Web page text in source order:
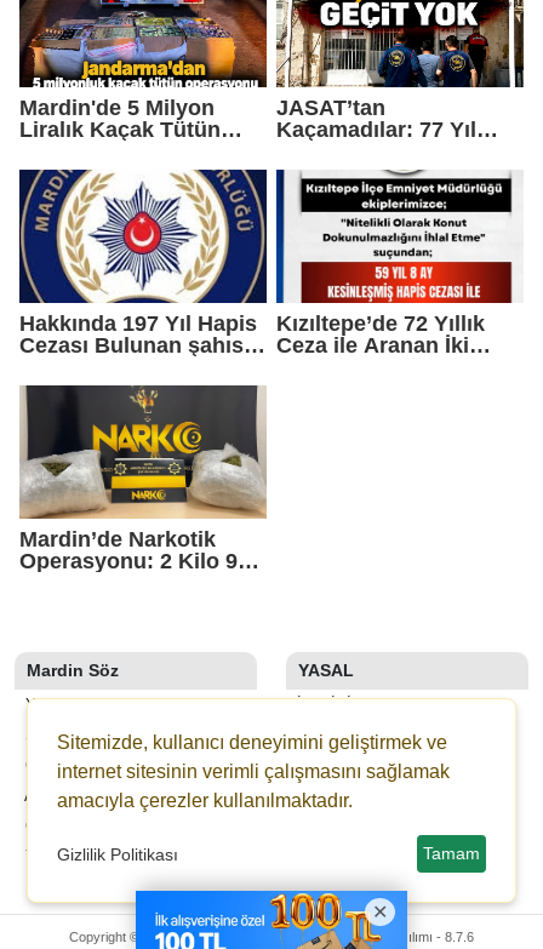
Mardin'de 5 Milyon
Liralık Kaçak Tütün
JASAT’tan
Kaçamadılar: 77 Yıl
Hükümlü Yakalandı
Hakkında 197 Yıl Hapis
Cezası Bulunan şahıs
Kızıltepe’de 72 Yıllık
Ceza ile Aranan İki
Mardin’de Narkotik
Operasyonu: 2 Kilo 950
Mardin Söz
YAZARLAR
SON DAKİKA
GALERİLER
ANKETLER
GAZETELER
YOL TARIFI
YASAL
İLETIŞIM
KÜNYE
YAYIN İLKELERI
KURALLAR
KULLANICI SÖZLEŞMESI
VERI POLITIKASI
Sitemizde, kullanıcı deneyimini geliştirmek ve
internet sitesinin verimli çalışmasını sağlamak
amacıyla çerezler kullanılmaktadır.
Gizlilik Politikası Tamam
Copyright © 2024 Mardin Söz Gazetesi -Haber Sitesi Yazılımı - 8.7.6